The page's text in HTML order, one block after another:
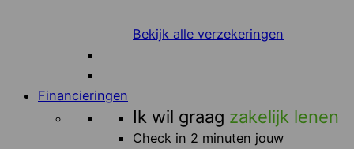
Bekijk alle verzekeringen
Financieringen
Ik wil graag zakelijk lenen
Check in 2 minuten jouw